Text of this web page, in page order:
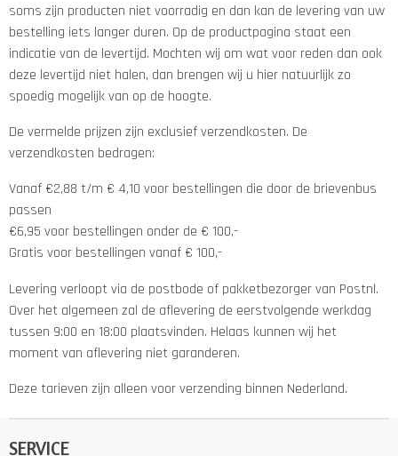
soms zijn producten niet voorradig en dan kan de levering van uw
bestelling iets langer duren. Op de productpagina staat een
indicatie van de levertijd. Mochten wij om wat voor reden dan ook
deze levertijd niet halen, dan brengen wij u hier natuurlijk zo
spoedig mogelijk van op de hoogte.
De vermelde prijzen zijn exclusief verzendkosten. De
verzendkosten bedragen:
Vanaf €2,88 t/m € 4,10 voor bestellingen die door de brievenbus
passen
€6,95 voor bestellingen onder de € 100,-
Gratis voor bestellingen vanaf € 100,-
Levering verloopt via de postbode of pakketbezorger van Postnl.
Over het algemeen zal de aflevering de eerstvolgende werkdag
tussen 9:00 en 18:00 plaatsvinden. Helaas kunnen wij het
moment van aflevering niet garanderen.
Deze tarieven zijn alleen voor verzending binnen Nederland.
SERVICE